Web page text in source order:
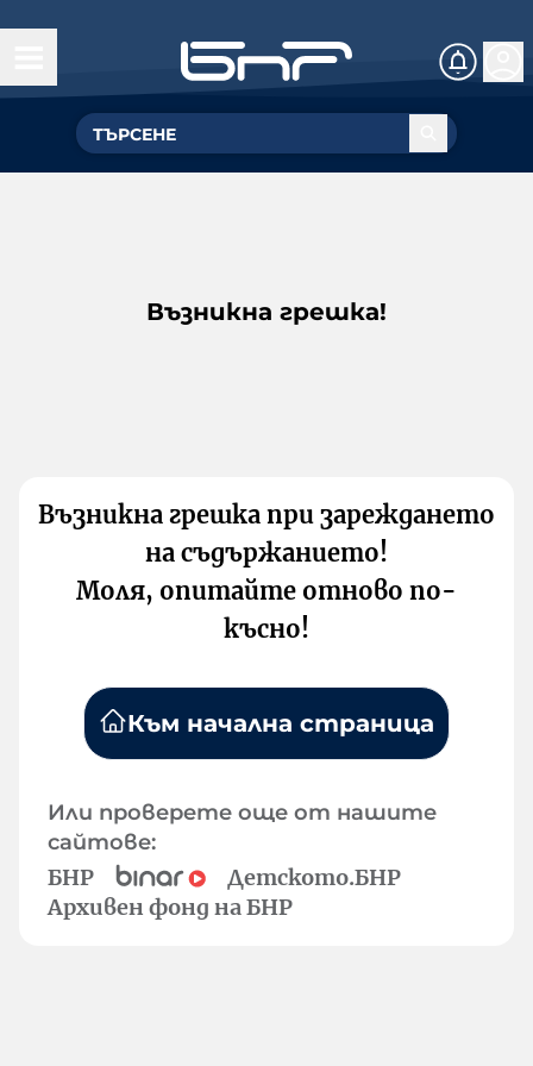
Възникна грешка!
Възникна грешка при зареждането
на съдържанието!
Моля, опитайте отново по-
късно!
Към начална страница
Или проверете още от нашите
сайтове:
БНР
Детското.БНР
Архивен фонд на БНР